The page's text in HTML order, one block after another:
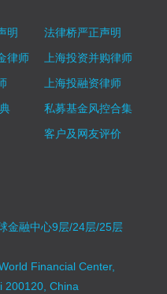
明
法律桥严正声明
律师
上海投资并购律师
上海投融资律师
私募基金风控合集
客户及网友评价
金融中心9层/24层/25层
Financial Center,
200120, China